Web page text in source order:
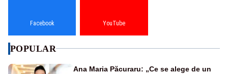
Facebook YouTube
POPULAR
Ana Maria Păcuraru: „Ce se alege de un